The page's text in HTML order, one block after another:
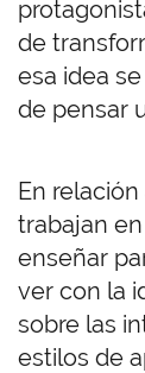
de
esa idea
de pensar
En
trabajan
enseñar
ver con la
sobre las
estilos de